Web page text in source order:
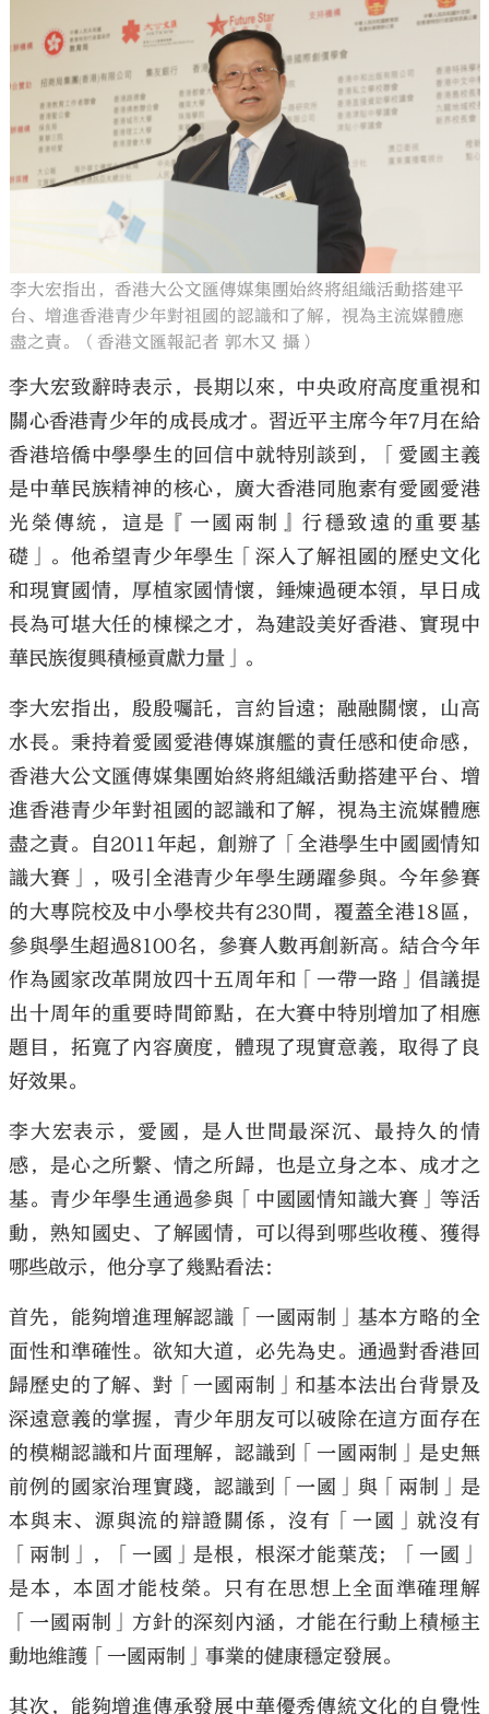
李大宏指出，香港大公文匯傳媒集團始終將組織活動搭建平
台、增進香港青少年對祖國的認識和了解，視為主流媒體應
盡之責。（香港文匯報記者 郭木又 攝）
李大宏致辭時表示，長期以來，中央政府高度重視和
關心香港青少年的成長成才。習近平主席今年7月在給
香港培僑中學學生的回信中就特別談到，「愛國主義
是中華民族精神的核心，廣大香港同胞素有愛國愛港
光榮傳統，這是『一國兩制』行穩致遠的重要基
礎」。他希望青少年學生「深入了解祖國的歷史文化
和現實國情，厚植家國情懷，錘煉過硬本領，早日成
長為可堪大任的棟樑之才，為建設美好香港、實現中
華民族復興積極貢獻力量」。
李大宏指出，殷殷囑託，言約旨遠；融融關懷，山高
水長。秉持着愛國愛港傳媒旗艦的責任感和使命感，
香港大公文匯傳媒集團始終將組織活動搭建平台、增
進香港青少年對祖國的認識和了解，視為主流媒體應
盡之責。自2011年起，創辦了「全港學生中國國情知
識大賽」，吸引全港青少年學生踴躍參與。今年參賽
的大專院校及中小學校共有230間，覆蓋全港18區，
參與學生超過8100名，參賽人數再創新高。結合今年
作為國家改革開放四十五周年和「一帶一路」倡議提
出十周年的重要時間節點，在大賽中特別增加了相應
題目，拓寬了內容廣度，體現了現實意義，取得了良
好效果。
李大宏表示，愛國，是人世間最深沉、最持久的情
感，是心之所繫、情之所歸，也是立身之本、成才之
基。青少年學生通過參與「中國國情知識大賽」等活
動，熟知國史、了解國情，可以得到哪些收穫、獲得
哪些啟示，他分享了幾點看法：
首先，能夠增進理解認識「一國兩制」基本方略的全
面性和準確性。欲知大道，必先為史。通過對香港回
歸歷史的了解、對「一國兩制」和基本法出台背景及
深遠意義的掌握，青少年朋友可以破除在這方面存在
的模糊認識和片面理解，認識到「一國兩制」是史無
前例的國家治理實踐，認識到「一國」與「兩制」是
本與末、源與流的辯證關係，沒有「一國」就沒有
「兩制」，「一國」是根，根深才能葉茂；「一國」
是本，本固才能枝榮。只有在思想上全面準確理解
「一國兩制」方針的深刻內涵，才能在行動上積極主
動地維護「一國兩制」事業的健康穩定發展。
其次，能夠增進傳承發展中華優秀傳統文化的自覺性